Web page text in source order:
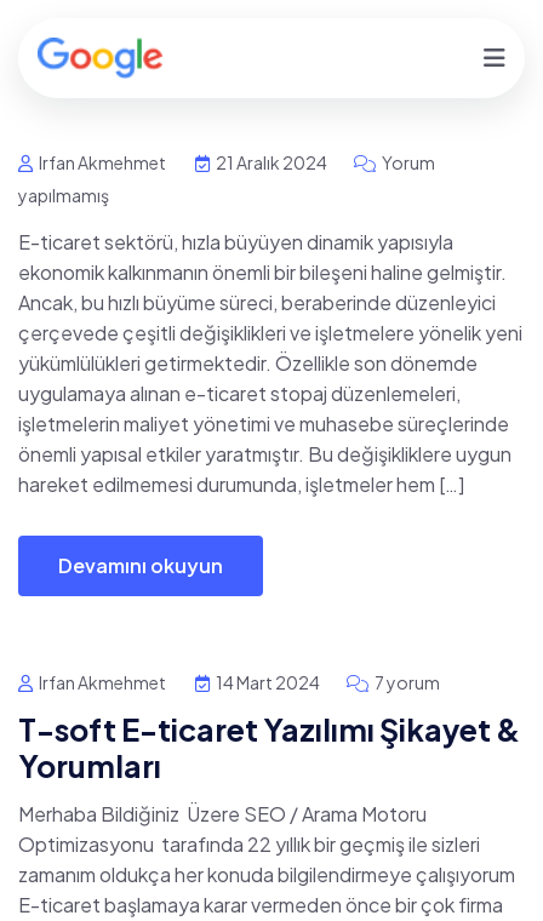
Irfan Akmehmet 21 Aralık 2024
Yorum
yapılmamış
E-ticaret sektörü, hızla büyüyen dinamik yapısıyla
ekonomik kalkınmanın önemli bir bileşeni haline gelmiştir.
Ancak, bu hızlı büyüme süreci, beraberinde düzenleyici
çerçevede çeşitli değişiklikleri ve işletmelere yönelik yeni
yükümlülükleri getirmektedir. Özellikle son dönemde
uygulamaya alınan e-ticaret stopaj düzenlemeleri,
işletmelerin maliyet yönetimi ve muhasebe süreçlerinde
önemli yapısal etkiler yaratmıştır. Bu değişikliklere uygun
hareket edilmemesi durumunda, işletmeler hem […]
Devamını okuyun
Irfan Akmehmet 14 Mart 2024 7 yorum
T-soft E-ticaret Yazılımı Şikayet &
Yorumları
Merhaba Bildiğiniz Üzere SEO / Arama Motoru
Optimizasyonu tarafında 22 yıllık bir geçmiş ile sizleri
zamanım oldukça her konuda bilgilendirmeye çalışıyorum
E-ticaret başlamaya karar vermeden önce bir çok firma